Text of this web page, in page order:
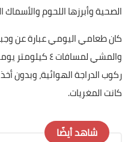
الصحية وأبرزها اللحوم
كان طعامي اليومي عبارة عن
والمشي لمسافات
ركوب الدراجة الهوائية،
كانت المغريات.
شاهد أيضًا